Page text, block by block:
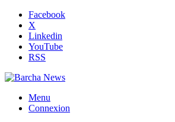
Facebook
X
Linkedin
YouTube
RSS
Menu
Connexion